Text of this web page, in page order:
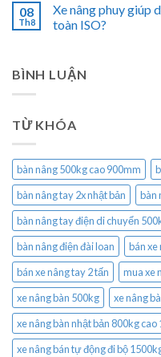
08
Th8
Xe nâng phuy giúp
toàn ISO?
BÌNH LUẬN
TỪ KHÓA
bàn nâng 500kg cao 900mm
bàn nâng tay 2x nhật bản
bàn
bàn nâng tay điện di chuyển
bàn nâng điện đài loan
bán xe
bán xe nâng tay 2 tấn
mua xe
xe nâng bàn 500kg
xe nâng
xe nâng bàn nhật bản 800kg cao
xe nâng bán tự động đi bộ